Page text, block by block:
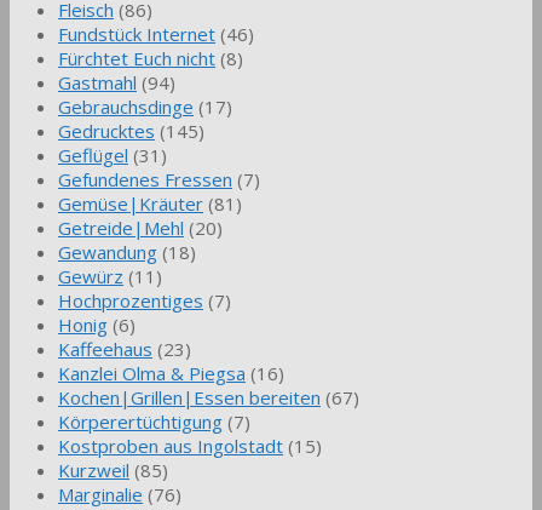
Fleisch (86)
Fundstück Internet (46)
Fürchtet Euch nicht (8)
Gastmahl (94)
Gebrauchsdinge (17)
Gedrucktes (145)
Geflügel (31)
Gefundenes Fressen (7)
Gemüse|Kräuter (81)
Getreide|Mehl (20)
Gewandung (18)
Gewürz (11)
Hochprozentiges (7)
Honig (6)
Kaffeehaus (23)
Kanzlei Olma & Piegsa (16)
Kochen|Grillen|Essen bereiten (67)
Körperertüchtigung (7)
Kostproben aus Ingolstadt (15)
Kurzweil (85)
Marginalie (76)